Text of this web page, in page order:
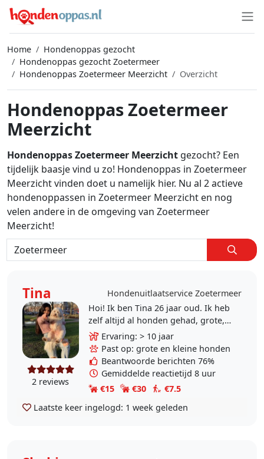
Home
Hondenoppas gezocht
Hondenoppas gezocht Zoetermeer
Hondenoppas Zoetermeer Meerzicht
Overzicht
Hondenoppas Zoetermeer
Meerzicht
Hondenoppas Zoetermeer Meerzicht gezocht? Een
tijdelijk baasje vind u zo! Hondenoppas in Zoetermeer
Meerzicht vinden doet u namelijk hier. Nu al 2 actieve
hondenoppassen in Zoetermeer Meerzicht en nog
velen andere in de omgeving van Zoetermeer
Meerzicht!
Tina Hondenuitlaatservice Zoetermeer
2 reviews
Hoi! Ik ben Tina 26 jaar oud. Ik heb
zelf altijd al honden gehad, grote,
kleine , langharige, kort harige, ik
heb dus ervaring met veel
verschillende..
Ervaring: > 10 jaar
Past op: grote en kleine honden
Beantwoorde berichten 76%
Gemiddelde reactietijd 8 uur
€15
€30
€7.5
Laatste keer ingelogd: 1 week geleden